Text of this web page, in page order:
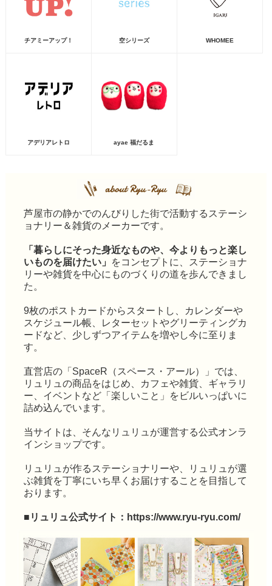
チアミーアップ！ 空シリーズ WHOMEE
アデリアレトロ ayae 福だるま
芦屋市の静かでのんびりした街で活動するステーシ
ョナリー＆雑貨のメーカーです。
「暮らしにそった身近なものや、今よりもっと楽し
いものを届けたい」
をコンセプトに、ステーショナ
リーや雑貨を中心にものづくりの道を歩んできまし
た。
9枚のポストカードからスタートし、カレンダーや
スケジュール帳、レターセットやグリーティングカ
ードなど、少しずつアイテムを増やし今に至りま
す。
直営店の「SpaceR（スペース・アール）」では、
リュリュの商品をはじめ、カフェや雑貨、ギャラリ
ー、イベントなど「楽しいこと」をビルいっぱいに
詰め込んでいます。
当サイトは、そんなリュリュが運営する公式オンラ
インショップです。
リュリュが作るステーショナリーや、リュリュが選
ぶ雑貨を丁寧にいち早くお届けすることを目指して
おります。
■リュリュ公式サイト： https://www.ryu-ryu.com/